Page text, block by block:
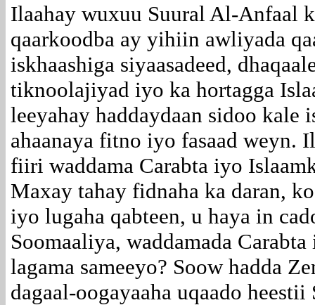
Ilaahay wuxuu Suural Al-Anfaal
qaarkoodba ay yihiin awliyada
iskhaashiga siyaasadeed,
tiknoolajiyad iyo ka hortagga
leeyahay haddaydaan sidoo
ahaanaya fitno iyo fasaad weyn.
fiiri waddama Carabta iyo
Maxay tahay fidnaha ka daran,
iyo lugaha qabteen, u haya in
Soomaaliya, waddamada
lagama sameeyo? Soow hadda
dagaal-oogayaaha uqaado